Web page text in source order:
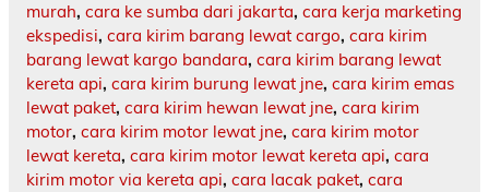
murah, cara ke sumba dari jakarta, cara kerja marketing
ekspedisi, cara kirim barang lewat cargo, cara kirim
barang lewat kargo bandara, cara kirim barang lewat
kereta api, cara kirim burung lewat jne, cara kirim emas
lewat paket, cara kirim hewan lewat jne, cara kirim
motor, cara kirim motor lewat jne, cara kirim motor
lewat kereta, cara kirim motor lewat kereta api, cara
kirim motor via kereta api, cara lacak paket, cara